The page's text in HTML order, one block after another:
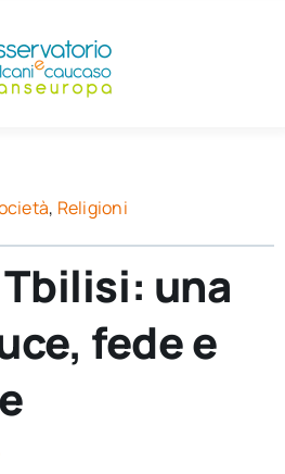
, Religioni
una
fede e